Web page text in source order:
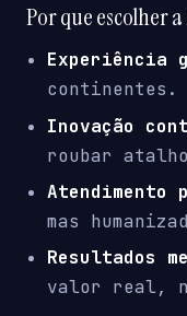
Por que escolher a
Experiência
continentes.
Inovação
roubar
Atendimento
mas
Resultados
valor real,